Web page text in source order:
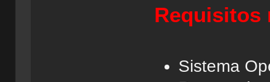
Requisitos
Sistema